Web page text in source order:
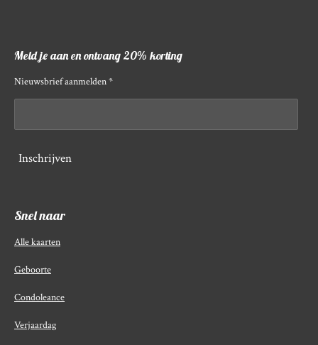
Meld je aan en ontvang 20% korting
Nieuwsbrief aanmelden *
Inschrijven
Snel naar
Alle kaarten
Geboorte
Condoleance
Verjaardag